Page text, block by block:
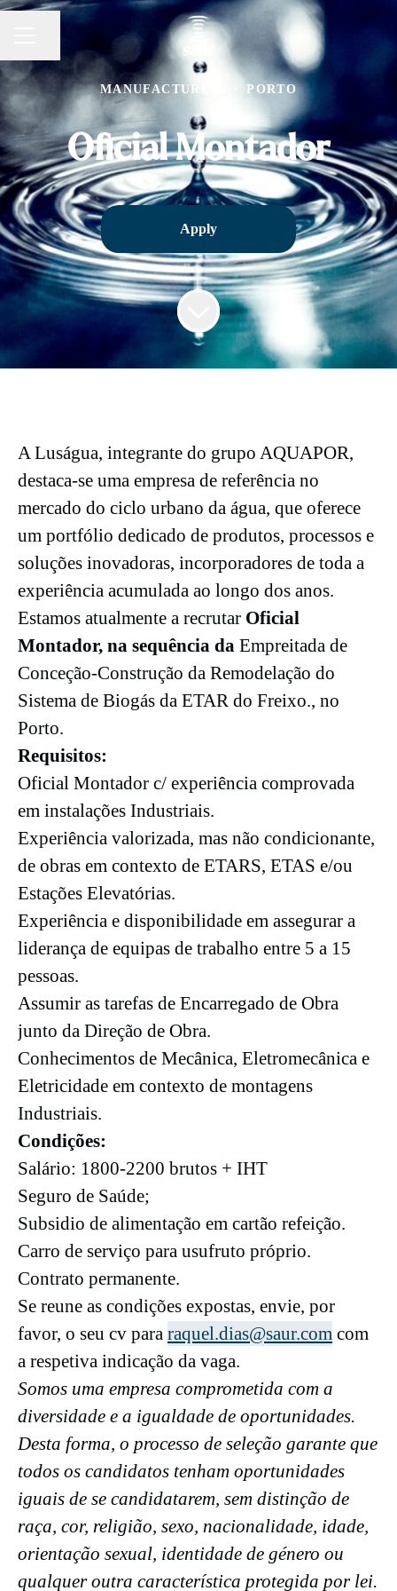
CAREER MENU
Share page
MANUFACTURING PORTO
Oficial Montador
Apply
A Luságua, integrante do grupo AQUAPOR,
destaca-se uma empresa de referência no
mercado do ciclo urbano da água, que oferece
um portfólio dedicado de produtos, processos e
soluções inovadoras, incorporadores de toda a
experiência acumulada ao longo dos anos.
Estamos atualmente a recrutar Oficial
Montador, na sequência da Empreitada de
Conceção-Construção da Remodelação do
Sistema de Biogás da ETAR do Freixo., no
Porto.
Requisitos:
Oficial Montador c/ experiência comprovada
em instalações Industriais.
Experiência valorizada, mas não condicionante,
de obras em contexto de ETARS, ETAS e/ou
Estações Elevatórias.
Experiência e disponibilidade em assegurar a
liderança de equipas de trabalho entre 5 a 15
pessoas.
Assumir as tarefas de Encarregado de Obra
junto da Direção de Obra.
Conhecimentos de Mecânica, Eletromecânica e
Eletricidade em contexto de montagens
Industriais.
Condições:
Salário: 1800-2200 brutos + IHT
Seguro de Saúde;
Subsidio de alimentação em cartão refeição.
Carro de serviço para usufruto próprio.
Contrato permanente.
Se reune as condições expostas, envie, por
favor, o seu cv para raquel.dias@saur.com com
a respetiva indicação da vaga.
Somos uma empresa comprometida com a
diversidade e a igualdade de oportunidades.
Desta forma, o processo de seleção garante que
todos os candidatos tenham oportunidades
iguais de se candidatarem, sem distinção de
raça, cor, religião, sexo, nacionalidade, idade,
orientação sexual, identidade de género ou
qualquer outra característica protegida por lei.